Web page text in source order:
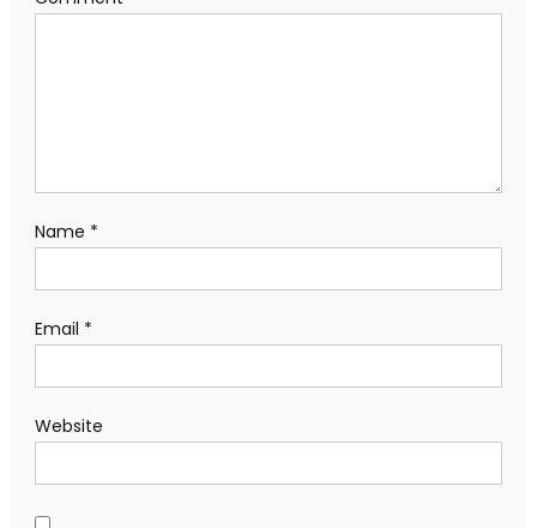
Name *
Email *
Website